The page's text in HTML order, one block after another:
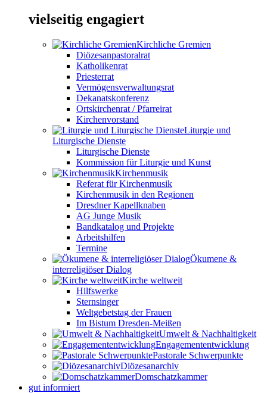
vielseitig engagiert
Kirchliche Gremien
Diözesanpastoralrat
Katholikenrat
Priesterrat
Vermögensverwaltungsrat
Dekanatskonferenz
Ortskirchenrat / Pfarreirat
Kirchenvorstand
Liturgie und
Liturgische Dienste
Liturgische Dienste
Kommission für Liturgie und Kunst
Kirchenmusik
Referat für Kirchenmusik
Kirchenmusik in den Regionen
Dresdner Kapellknaben
AG Junge Musik
Bandkatalog und Projekte
Arbeitshilfen
Termine
Ökumene &
interreligiöser Dialog
Kirche weltweit
Hilfswerke
Sternsinger
Weltgebetstag der Frauen
Im Bistum Dresden-Meißen
Umwelt & Nachhaltigkeit
Engagemententwicklung
Pastorale Schwerpunkte
Diözesanarchiv
Domschatzkammer
gut informiert